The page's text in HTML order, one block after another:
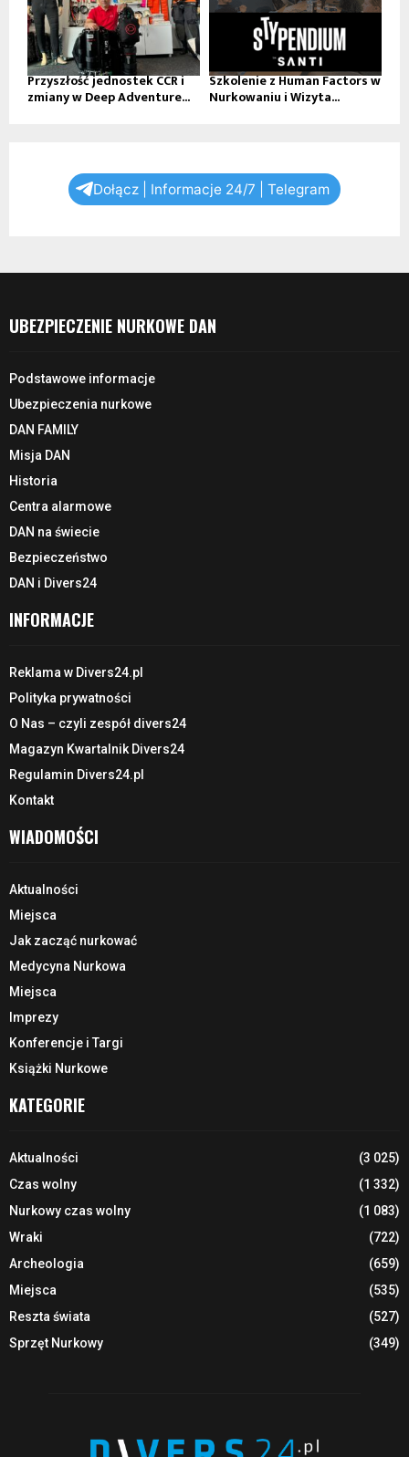
Przyszłość jednostek CCR i
zmiany w Deep Adventure...
Szkolenie z Human Factors w
Nurkowaniu i Wizyta...
Dołącz | Informacje 24/7 | Telegram
UBEZPIECZENIE NURKOWE DAN
Podstawowe informacje
Ubezpieczenia nurkowe
DAN FAMILY
Misja DAN
Historia
Centra alarmowe
DAN na świecie
Bezpieczeństwo
DAN i Divers24
INFORMACJE
Reklama w Divers24.pl
Polityka prywatności
O Nas – czyli zespół divers24
Magazyn Kwartalnik Divers24
Regulamin Divers24.pl
Kontakt
WIADOMOŚCI
Aktualności
Miejsca
Jak zacząć nurkować
Medycyna Nurkowa
Miejsca
Imprezy
Konferencje i Targi
Książki Nurkowe
KATEGORIE
Aktualności
(3 025)
Czas wolny
(1 332)
Nurkowy czas wolny
(1 083)
Wraki
(722)
Archeologia
(659)
Miejsca
(535)
Reszta świata
(527)
Sprzęt Nurkowy
(349)